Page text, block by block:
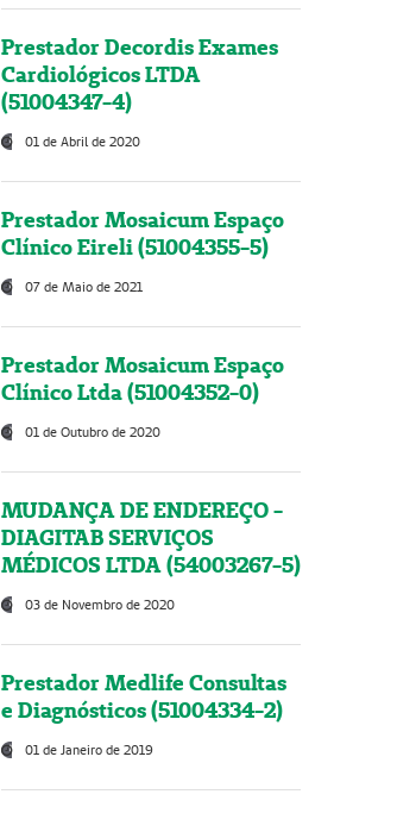
Prestador Decordis Exames
Cardiológicos LTDA
(51004347-4)
01 de Abril de 2020
Prestador Mosaicum Espaço
Clínico Eireli (51004355-5)
07 de Maio de 2021
Prestador Mosaicum Espaço
Clínico Ltda (51004352-0)
01 de Outubro de 2020
MUDANÇA DE ENDEREÇO -
DIAGITAB SERVIÇOS
MÉDICOS LTDA (54003267-5)
03 de Novembro de 2020
Prestador Medlife Consultas
e Diagnósticos (51004334-2)
01 de Janeiro de 2019